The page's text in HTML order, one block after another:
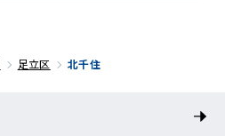
足立区 北千住